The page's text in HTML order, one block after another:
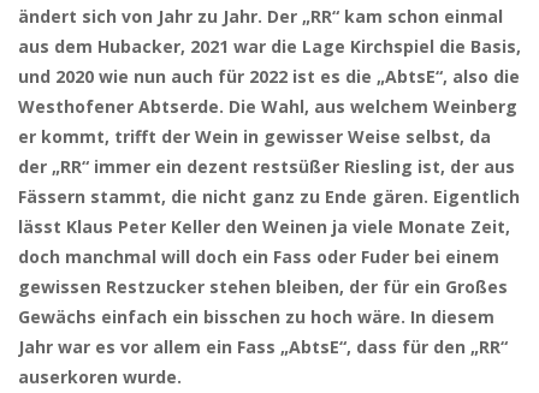
ändert sich von Jahr zu Jahr. Der „RR“ kam schon einmal
aus dem Hubacker, 2021 war die Lage Kirchspiel die Basis,
und 2020 wie nun auch für 2022 ist es die „AbtsE“, also die
Westhofener Abtserde. Die Wahl, aus welchem Weinberg
er kommt, trifft der Wein in gewisser Weise selbst, da
der „RR“ immer ein dezent restsüßer Riesling ist, der aus
Fässern stammt, die nicht ganz zu Ende gären. Eigentlich
lässt Klaus Peter Keller den Weinen ja viele Monate Zeit,
doch manchmal will doch ein Fass oder Fuder bei einem
gewissen Restzucker stehen bleiben, der für ein Großes
Gewächs einfach ein bisschen zu hoch wäre. In diesem
Jahr war es vor allem ein Fass „AbtsE“, dass für den „RR“
auserkoren wurde.